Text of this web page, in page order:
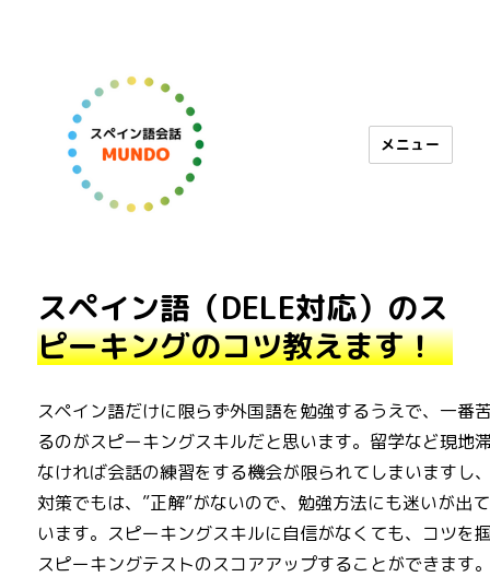
メニュー
スペイン語（DELE対応）のス
ピーキングのコツ教えます！
スペイン語だけに限らず外国語を勉強するうえで、一番
るのがスピーキングスキルだと思います。留学など現地
なければ会話の練習をする機会が限られてしまいますし
対策でもは、”正解”がないので、勉強方法にも迷いが出
います。スピーキングスキルに自信がなくても、コツを
スピーキングテストのスコアアップすることができます